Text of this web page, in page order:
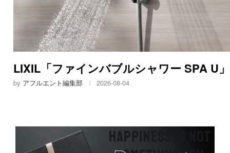
LIXIL「ファインバブルシャワー SPA U」
byアフルエント編集部 2026-08-04